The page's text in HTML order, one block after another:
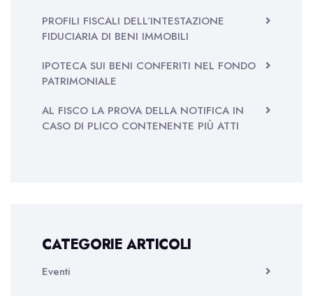
PROFILI FISCALI DELL’INTESTAZIONE
FIDUCIARIA DI BENI IMMOBILI
IPOTECA SUI BENI CONFERITI NEL FONDO
PATRIMONIALE
AL FISCO LA PROVA DELLA NOTIFICA IN
CASO DI PLICO CONTENENTE PIÙ ATTI
CATEGORIE ARTICOLI
Eventi